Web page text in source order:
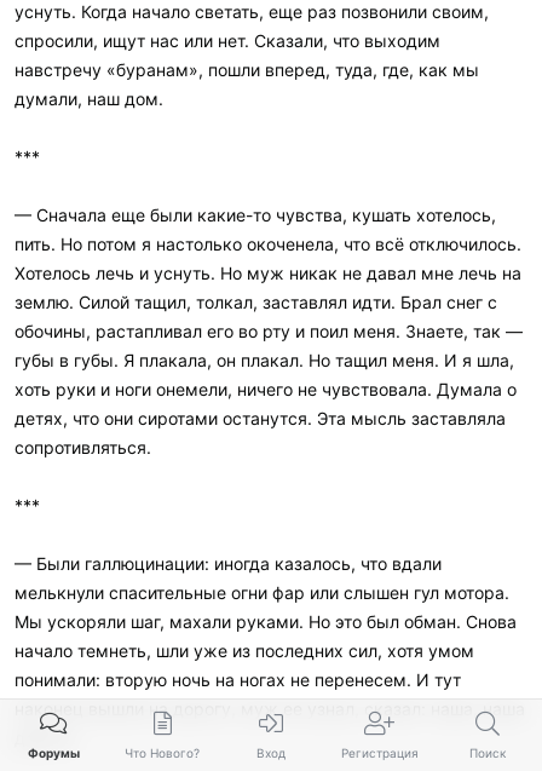
уснуть. Когда начало светать, еще раз позвонили своим,
спросили, ищут нас или нет. Сказали, что выходим
навстречу «буранам», пошли вперед, туда, где, как мы
думали, наш дом.
***
— Сначала еще были какие-то чувства, кушать хотелось,
пить. Но потом я настолько окоченела, что всё отключилось.
Хотелось лечь и уснуть. Но муж никак не давал мне лечь на
землю. Силой тащил, толкал, заставлял идти. Брал снег с
обочины, растапливал его во рту и поил меня. Знаете, так —
губы в губы. Я плакала, он плакал. Но тащил меня. И я шла,
хоть руки и ноги онемели, ничего не чувствовала. Думала о
детях, что они сиротами останутся. Эта мысль заставляла
сопротивляться.
***
— Были галлюцинации: иногда казалось, что вдали
мелькнули спасительные огни фар или слышен гул мотора.
Мы ускоряли шаг, махали руками. Но это был обман. Снова
начало темнеть, шли уже из последних сил, хотя умом
понимали: вторую ночь на ногах не перенесем. И тут
наконец вышли на дорогу, муж ее узнал, сказал: наша, наша
дорога.
Форумы Что Нового? Вход Регистрация Поиск